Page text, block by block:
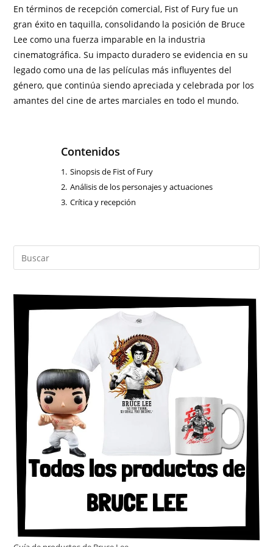
En términos de recepción comercial, Fist of Fury fue un
gran éxito en taquilla, consolidando la posición de Bruce
Lee como una fuerza imparable en la industria
cinematográfica. Su impacto duradero se evidencia en su
legado como una de las películas más influyentes del
género, que continúa siendo apreciada y celebrada por los
amantes del cine de artes marciales en todo el mundo.
Contenidos
1. Sinopsis de Fist of Fury
2. Análisis de los personajes y actuaciones
3. Crítica y recepción